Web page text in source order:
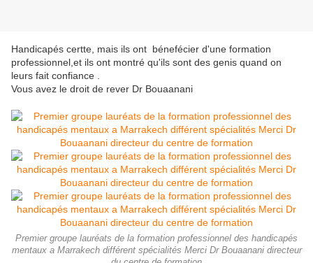
Handicapés certte, mais ils ont bénefécier d'une formation
professionnel,et ils ont montré qu'ils sont des genis quand on
leurs fait confiance .
Vous avez le droit de rever Dr Bouaanani
Premier groupe lauréats de la formation professionnel des handicapés
mentaux a Marrakech différent spécialités Merci Dr Bouaanani directeur